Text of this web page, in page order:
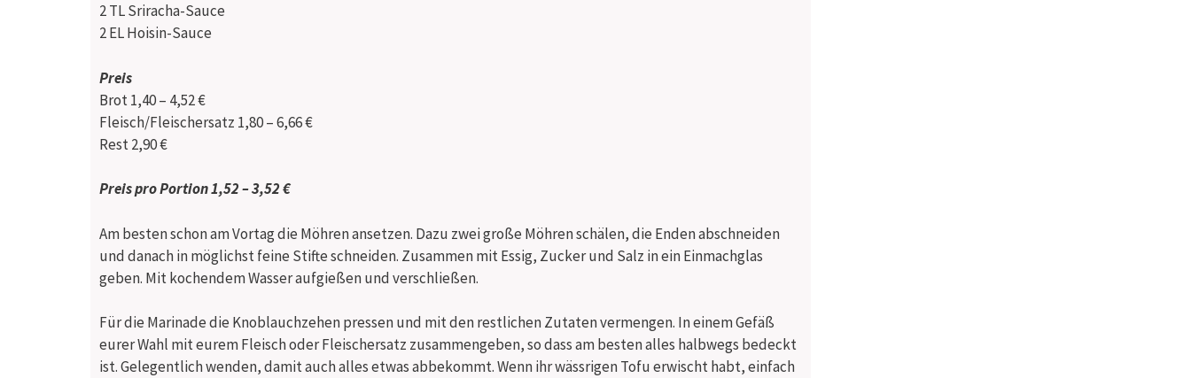
2 TLSriracha-Sauce
2 ELHoisin-Sauce
Preis
Brot1,40 – 4,52 €
Fleisch/Fleischersatz 1,80 – 6,66 €
Rest2,90 €
Preis pro Portion1,52 – 3,52 €
Am besten schon am Vortag die Möhren ansetzen. Dazu zwei große Möhren schälen, die Enden abschneiden
und danach in möglichst feine Stifte schneiden. Zusammen mit Essig, Zucker und Salz in ein Einmachglas
geben. Mit kochendem Wasser aufgießen und verschließen.
Für die Marinade die Knoblauchzehen pressen und mit den restlichen Zutaten vermengen. In einem Gefäß
eurer Wahl mit eurem Fleisch oder Fleischersatz zusammengeben, so dass am besten alles halbwegs bedeckt
ist. Gelegentlich wenden, damit auch alles etwas abbekommt. Wenn ihr wässrigen Tofu erwischt habt, einfach